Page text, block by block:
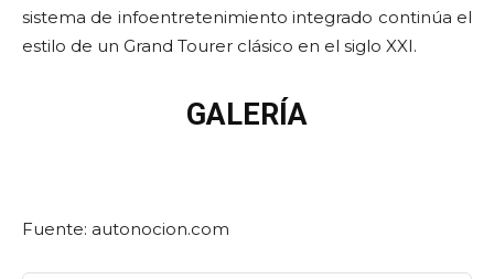
sistema de infoentretenimiento integrado continúa el
estilo de un Grand Tourer clásico en el siglo XXI.
GALERÍA
Fuente: autonocion.com